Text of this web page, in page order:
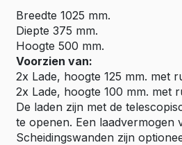
Breedte 1025 mm.
Diepte 375 mm.
Hoogte 500 mm.
Voorzien van:
2x Lade, hoogte 125 mm. met
2x Lade, hoogte 100 mm. met
De laden zijn met de
te openen. Een laadvermogen
Scheidingswanden zijn